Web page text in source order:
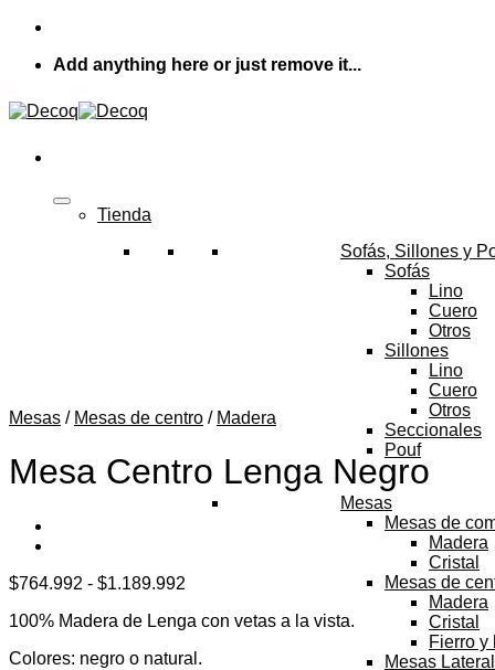
Skip
contentAdd anything here or just remove it...
Tienda
Sofás, Sillones y
Sofás
Lino
Cuero
Otros
Sillones
Lino
Cuero
Otros
Seccionales
Pouf
Mesas
Mesas de
Madera
Cristal
Mesas de
Madera
Cristal
Fierro y
Mesas
Mesas / Mesas de centro / Madera
Mesa Centro Lenga Negro
$764.992 - $1.189.992
precios:
$764.992
100% Madera de Lenga con vetas a la vista.
Colores: negro o natural.